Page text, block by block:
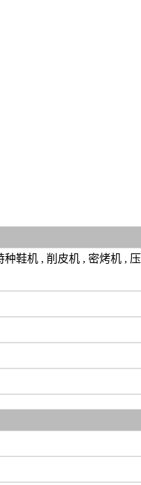
鞋机 , 削皮机 , 密烤机 ,